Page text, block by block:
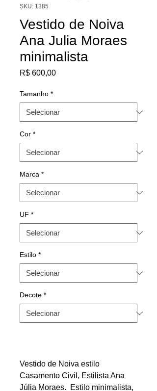
SKU: 1385
Vestido de Noiva
Ana Julia Moraes
minimalista
R$ 600,00Preço
Tamanho *
Cor *
Marca *
UF *
Estilo *
Decote *
Vestido de Noiva estilo
Casamento Civil, Estilista Ana
Júlia Moraes. Estilo minimalista,